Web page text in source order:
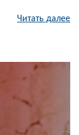
Читать далее